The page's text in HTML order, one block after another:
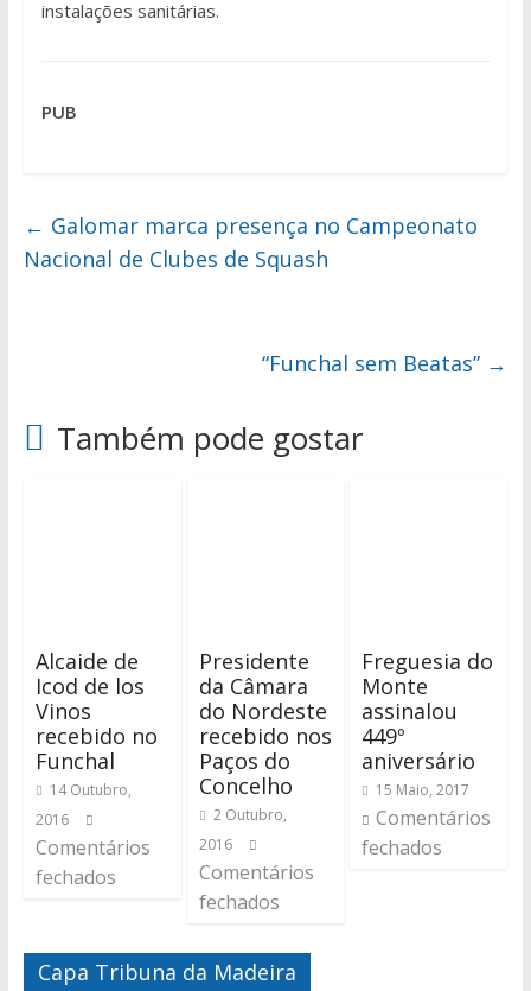
instalações sanitárias.
PUB
← Galomar marca presença no Campeonato
Nacional de Clubes de Squash
“Funchal sem Beatas” →
Também pode gostar
Alcaide de
Icod de los
Vinos
recebido no
Funchal
14 Outubro,
2016
Comentários
fechados
Presidente
da Câmara
do Nordeste
recebido nos
Paços do
Concelho
2 Outubro,
2016
Comentários
fechados
Freguesia do
Monte
assinalou
449º
aniversário
15 Maio, 2017
Comentários
fechados
Capa Tribuna da Madeira